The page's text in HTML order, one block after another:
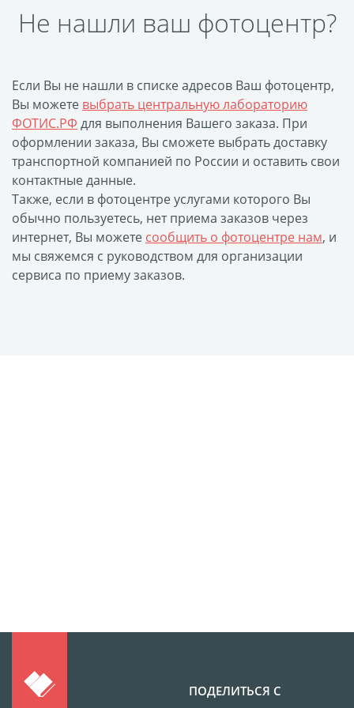
Фото на чехле телефона
Сланцы
Бессмертный полк
Ритуальная керамика
Полотенце с именем
Обложка для
документов
Брелок Госномер
Кухонные
принадлежности
Пластиковые карты
Не нашли ваш фотоцентр?
Если Вы не нашли в списке адресов Ваш фотоцентр,
Вы можете выбрать центральную лабораторию
ФОТИС.РФ для выполнения Вашего заказа. При
оформлении заказа, Вы сможете выбрать доставку
транспортной компанией по России и оставить свои
контактные данные.
Также, если в фотоцентре услугами которого Вы
обычно пользуетесь, нет приема заказов через
интернет, Вы можете сообщить о фотоцентре нам, и
мы свяжемся с руководством для организации
сервиса по приему заказов.
ПОДЕЛИТЬСЯ С